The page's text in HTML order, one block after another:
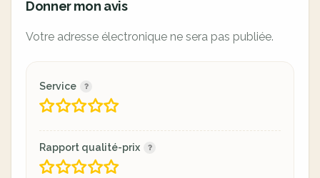
Donner mon avis
Votre adresse électronique ne sera pas publiée.
Service
Rapport qualité-prix